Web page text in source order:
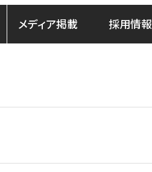
メディア掲載 採用情報